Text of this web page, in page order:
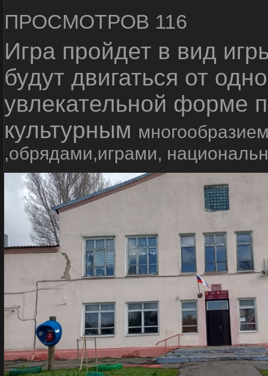
ПРОСМОТРОВ 116
Игра пройдет в вид
будут двигаться от
увлекательной форме
культурным
,обрядами,играми,